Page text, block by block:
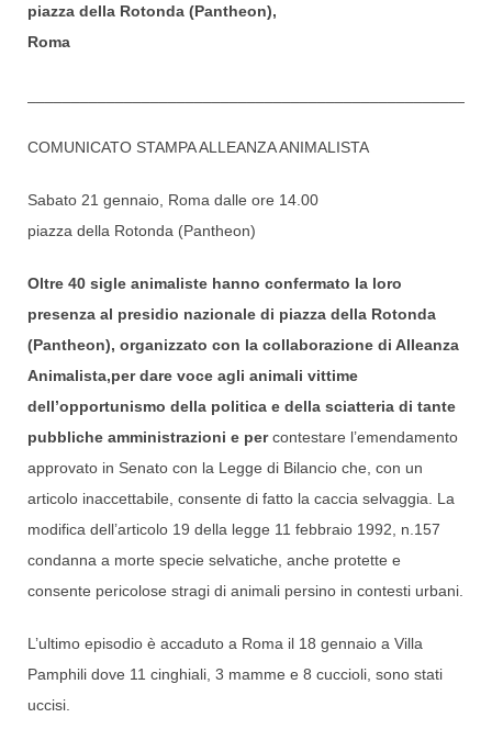
piazza della Rotonda (Pantheon),
Roma
COMUNICATO STAMPA ALLEANZA ANIMALISTA
Sabato 21 gennaio, Roma dalle ore 14.00
piazza della Rotonda (Pantheon)
Oltre 40 sigle animaliste hanno confermato la loro
presenza al presidio nazionale di piazza della Rotonda
(Pantheon), organizzato con la collaborazione di Alleanza
Animalista,per dare voce agli animali vittime
dell’opportunismo della politica e della sciatteria di tante
pubbliche amministrazioni e percontestare l’emendamento
approvato in Senato con la Legge di Bilancio che, con un
articolo inaccettabile, consente di fatto la caccia selvaggia. La
modifica dell’articolo 19 della legge 11 febbraio 1992, n.157
condanna a morte specie selvatiche, anche protette e
consente pericolose stragi di animali persino in contesti urbani.
L’ultimo episodio è accaduto a Roma il 18 gennaio a Villa
Pamphili dove 11 cinghiali, 3 mamme e 8 cuccioli, sono stati
uccisi.